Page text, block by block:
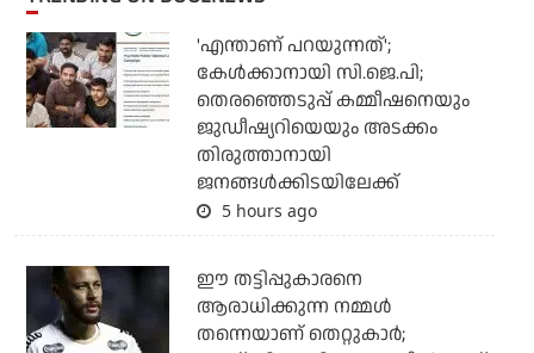
'എന്താണ് പറയുന്നത്';
കേള്‍ക്കാനായി സി.ജെ.പി;
തെരഞ്ഞെടുപ്പ് കമ്മീഷനെയും
ജുഡീഷ്യറിയെയും അടക്കം
തിരുത്താനായി
ജനങ്ങള്‍ക്കിടയിലേക്ക്
5 hours ago
ഈ തട്ടിപ്പുകാരനെ
ആരാധിക്കുന്ന നമ്മള്‍
തന്നെയാണ് തെറ്റുകാര്‍;